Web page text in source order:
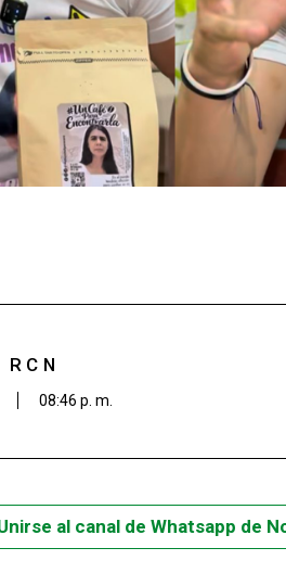
08:46 p. m.
al canal de Whatsapp de